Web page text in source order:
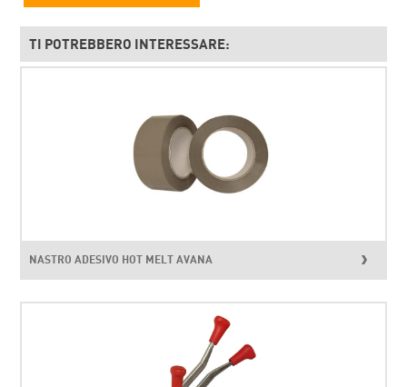
TI POTREBBERO INTERESSARE:
NASTRO ADESIVO HOT MELT AVANA